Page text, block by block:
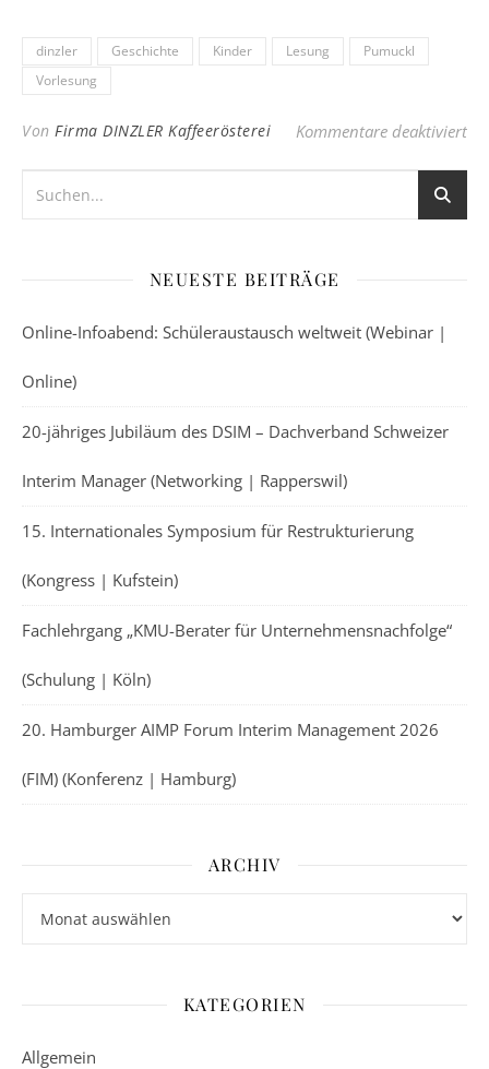
dinzler Geschichte Kinder Lesung
Pumuckl
Vorlesung
Von Firma DINZLER Kaffeerösterei Kommentare deaktiviert
NEUESTE BEITRÄGE
Online-Infoabend: Schüleraustausch weltweit (Webinar |
Online)
20-jähriges Jubiläum des DSIM – Dachverband Schweizer
Interim Manager (Networking | Rapperswil)
15. Internationales Symposium für Restrukturierung
(Kongress | Kufstein)
Fachlehrgang „KMU-Berater für Unternehmensnachfolge“
(Schulung | Köln)
20. Hamburger AIMP Forum Interim Management 2026
(FIM) (Konferenz | Hamburg)
ARCHIV
KATEGORIEN
Allgemein